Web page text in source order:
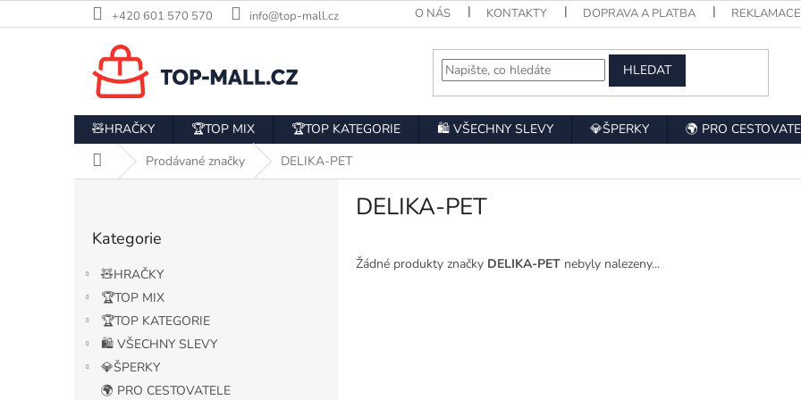
na
+420 601 570 570 info@top-mall.cz O NÁS KONTAKTY DOPRAVA A PLATBA REKLAMACE
HLEDAT
🧸HRAČKY 🏆TOP MIX 🏆TOP KATEGORIE 🛍️ VŠECHNY SLEVY 💎ŠPERKY 🌍 PRO
Domů Prodávané značky DELIKA-PET
kategorie
Kategorie
🧸HRAČKY
🏆TOP MIX
🏆TOP KATEGORIE
🛍️ VŠECHNY SLEVY
💎ŠPERKY
🌍 PRO CESTOVATELE
DELIKA-PET
Žádné produkty značky DELIKA-PET nebyly nalezeny...